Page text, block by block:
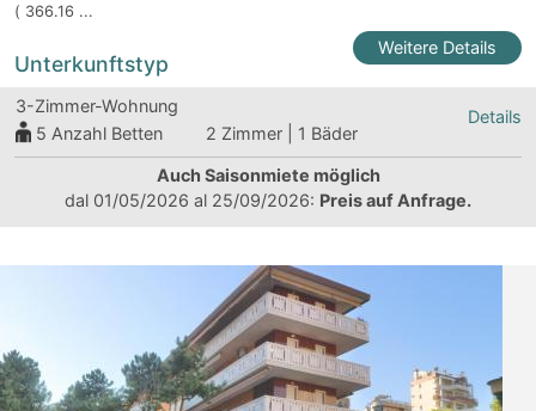
( 366.16 ...
Weitere Details
Unterkunftstyp
3-Zimmer-Wohnung
5 Anzahl Betten 2 Zimmer | 1 Bäder
Details
Auch Saisonmiete möglich
dal 01/05/2026 al 25/09/2026: Preis auf Anfrage.